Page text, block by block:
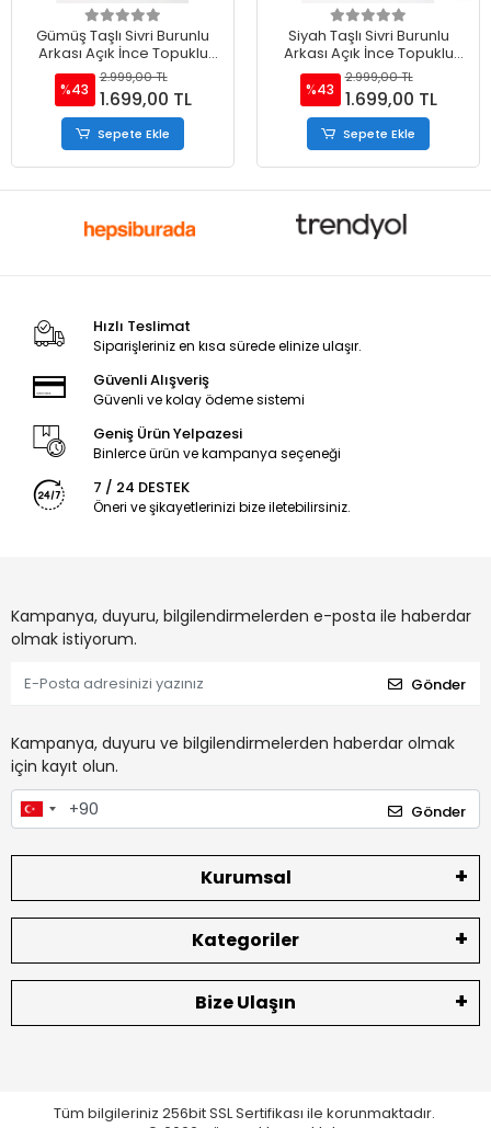
Gümüş Taşlı Sivri Burunlu
Arkası Açık İnce Topuklu
Stiletto ve Çanta Takımı
%43
2.999,00 TL
1.699,00 TL
Sepete Ekle
Siyah Taşlı Sivri Burunlu
Arkası Açık İnce Topuklu
Stiletto ve Çanta Takımı
%43
2.999,00 TL
1.699,00 TL
Sepete Ekle
Hızlı Teslimat
Siparişleriniz en kısa sürede elinize ulaşır.
Güvenli Alışveriş
Güvenli ve kolay ödeme sistemi
Geniş Ürün Yelpazesi
Binlerce ürün ve kampanya seçeneği
7 / 24 DESTEK
Öneri ve şikayetlerinizi bize iletebilirsiniz.
Kampanya, duyuru, bilgilendirmelerden e-posta ile haberdar
olmak istiyorum.
Gönder
Kampanya, duyuru ve bilgilendirmelerden haberdar olmak
için kayıt olun.
Gönder
Kurumsal
Kategoriler
Bize Ulaşın
Tüm bilgileriniz 256bit SSL Sertifikası ile korunmaktadır.